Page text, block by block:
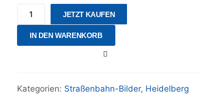
JETZT KAUFEN
IN DEN WARENKORB
Kategorien: Straßenbahn-Bilder, Heidelberg